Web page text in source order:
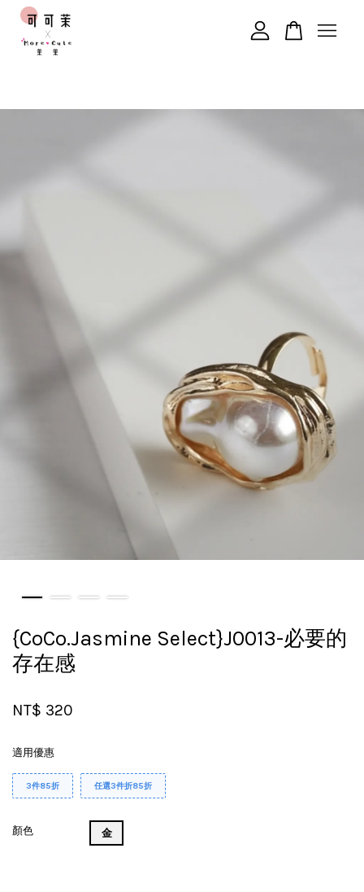
{CoCo.Jasmine Select}J0013-必要的
存在感
NT$ 320
適用優惠
3件85折 任選3件折85折
顏色 金